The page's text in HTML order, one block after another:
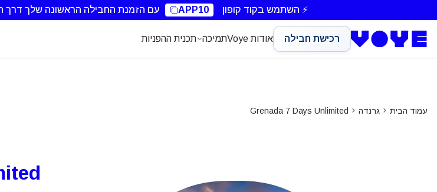
⚡ השתמש בקוד קופון APP10 עם הזמנת החבילה הראשונה שלך דרך
רכישת חבילה אודות Voye תמיכה תכנית ההפניות
עמוד הבית גרנדה Grenada 7 Days Unlimited